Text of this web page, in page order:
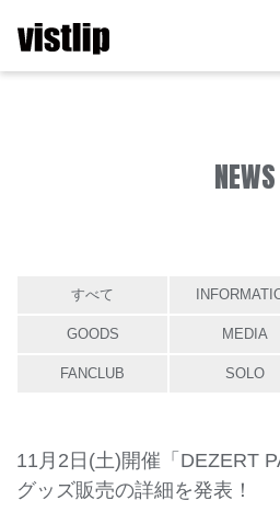
NEWS
すべて
GOODS MEDIA
FANCLUB SOLO
11月2日(土)開催「DEZERT
グッズ販売の詳細を発表！